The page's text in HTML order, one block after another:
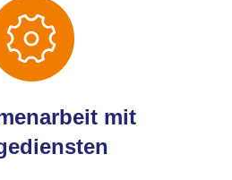
mit